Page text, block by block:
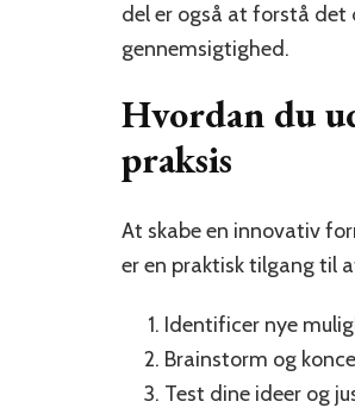
del er også at forstå
gennemsigtighed.
Hvordan du
praksis
At skabe en innovativ
er en praktisk tilgang til
Identificer nye
Brainstorm og
Test dine ideer og